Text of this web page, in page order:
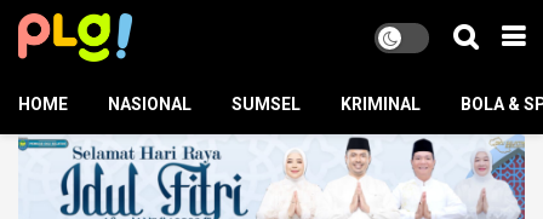
HOME NASIONAL SUMSEL KRIMINAL BOLA &